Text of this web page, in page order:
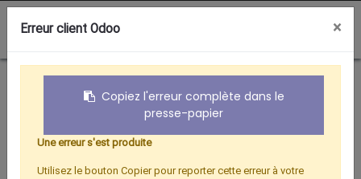
0
Boutique Cordons audio optique
Erreur client Odoo ×
Copiez l'erreur complète dans le
presse-papier
Une erreur s'est produite
Utilisez le bouton Copier pour reporter cette erreur à votre